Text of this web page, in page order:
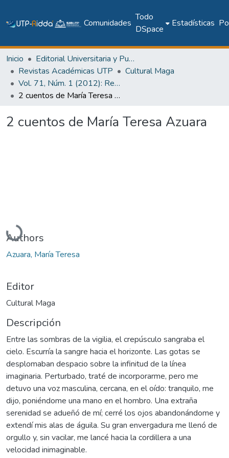
Comunidades
Todo
DSpace
Estadísticas
Inicio
Editorial Universitaria y Publicaciones Seriadas
Revistas Académicas UTP
Cultural Maga
Vol. 71, Núm. 1 (2012): Revista Maga
2 cuentos de María Teresa Azuara
2 cuentos de María Teresa Azuara
Cargando...
Authors
Azuara, María Teresa
Editor
Cultural Maga
Descripción
Entre las sombras de la vigilia, el crepúsculo sangraba el
cielo. Escurría la sangre hacia el horizonte. Las gotas se
desplomaban despacio sobre la infinitud de la línea
imaginaria. Perturbado, traté de incorporarme, pero me
detuvo una voz masculina, cercana, en el oído: tranquilo, me
dijo, poniéndome una mano en el hombro. Una extraña
serenidad se adueñó de mí; cerré los ojos abandonándome y
extendí mis alas de águila. Su gran envergadura me llenó de
orgullo y, sin vacilar, me lancé hacia la cordillera a una
velocidad inimaginable.